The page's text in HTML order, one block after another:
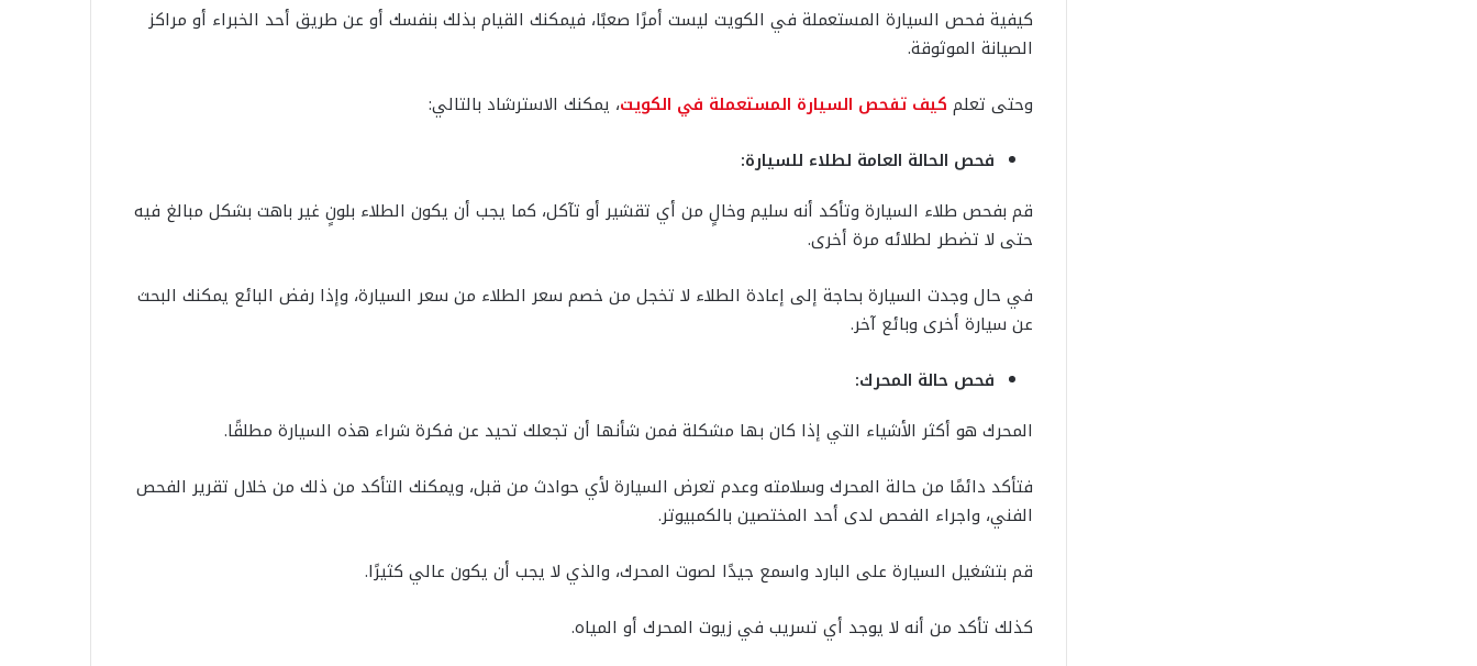
كيفية فحص السيارة المستعملة في الكويت ليست أمرًا صعبًا، فيمكنك القيام بذلك بنفسك أو عن طريق أحد الخبراء أو مراكز
الصيانة الموثوقة.
وحتى تعلم كيف تفحص السيارة المستعملة في الكويت، يمكنك الاسترشاد بالتالي:
فحص الحالة العامة لطلاء للسيارة:
قم بفحص طلاء السيارة وتأكد أنه سليم وخالٍ من أي تقشير أو تآكل، كما يجب أن يكون الطلاء بلونٍ غير باهت بشكل مبالغ فيه
حتى لا تضطر لطلائه مرة أخرى.
في حال وجدت السيارة بحاجة إلى إعادة الطلاء لا تخجل من خصم سعر الطلاء من سعر السيارة، وإذا رفض البائع يمكنك البحث
عن سيارة أخرى وبائع آخر.
فحص حالة المحرك:
المحرك هو أكثر الأشياء التي إذا كان بها مشكلة فمن شأنها أن تجعلك تحيد عن فكرة شراء هذه السيارة مطلقًا.
فتأكد دائمًا من حالة المحرك وسلامته وعدم تعرض السيارة لأي حوادث من قبل، ويمكنك التأكد من ذلك من خلال تقرير الفحص
الفني، واجراء الفحص لدى أحد المختصين بالكمبيوتر.
قم بتشغيل السيارة على البارد واسمع جيدًا لصوت المحرك، والذي لا يجب أن يكون عالي كثيرًا.
كذلك تأكد من أنه لا يوجد أي تسريب في زيوت المحرك أو المياه.